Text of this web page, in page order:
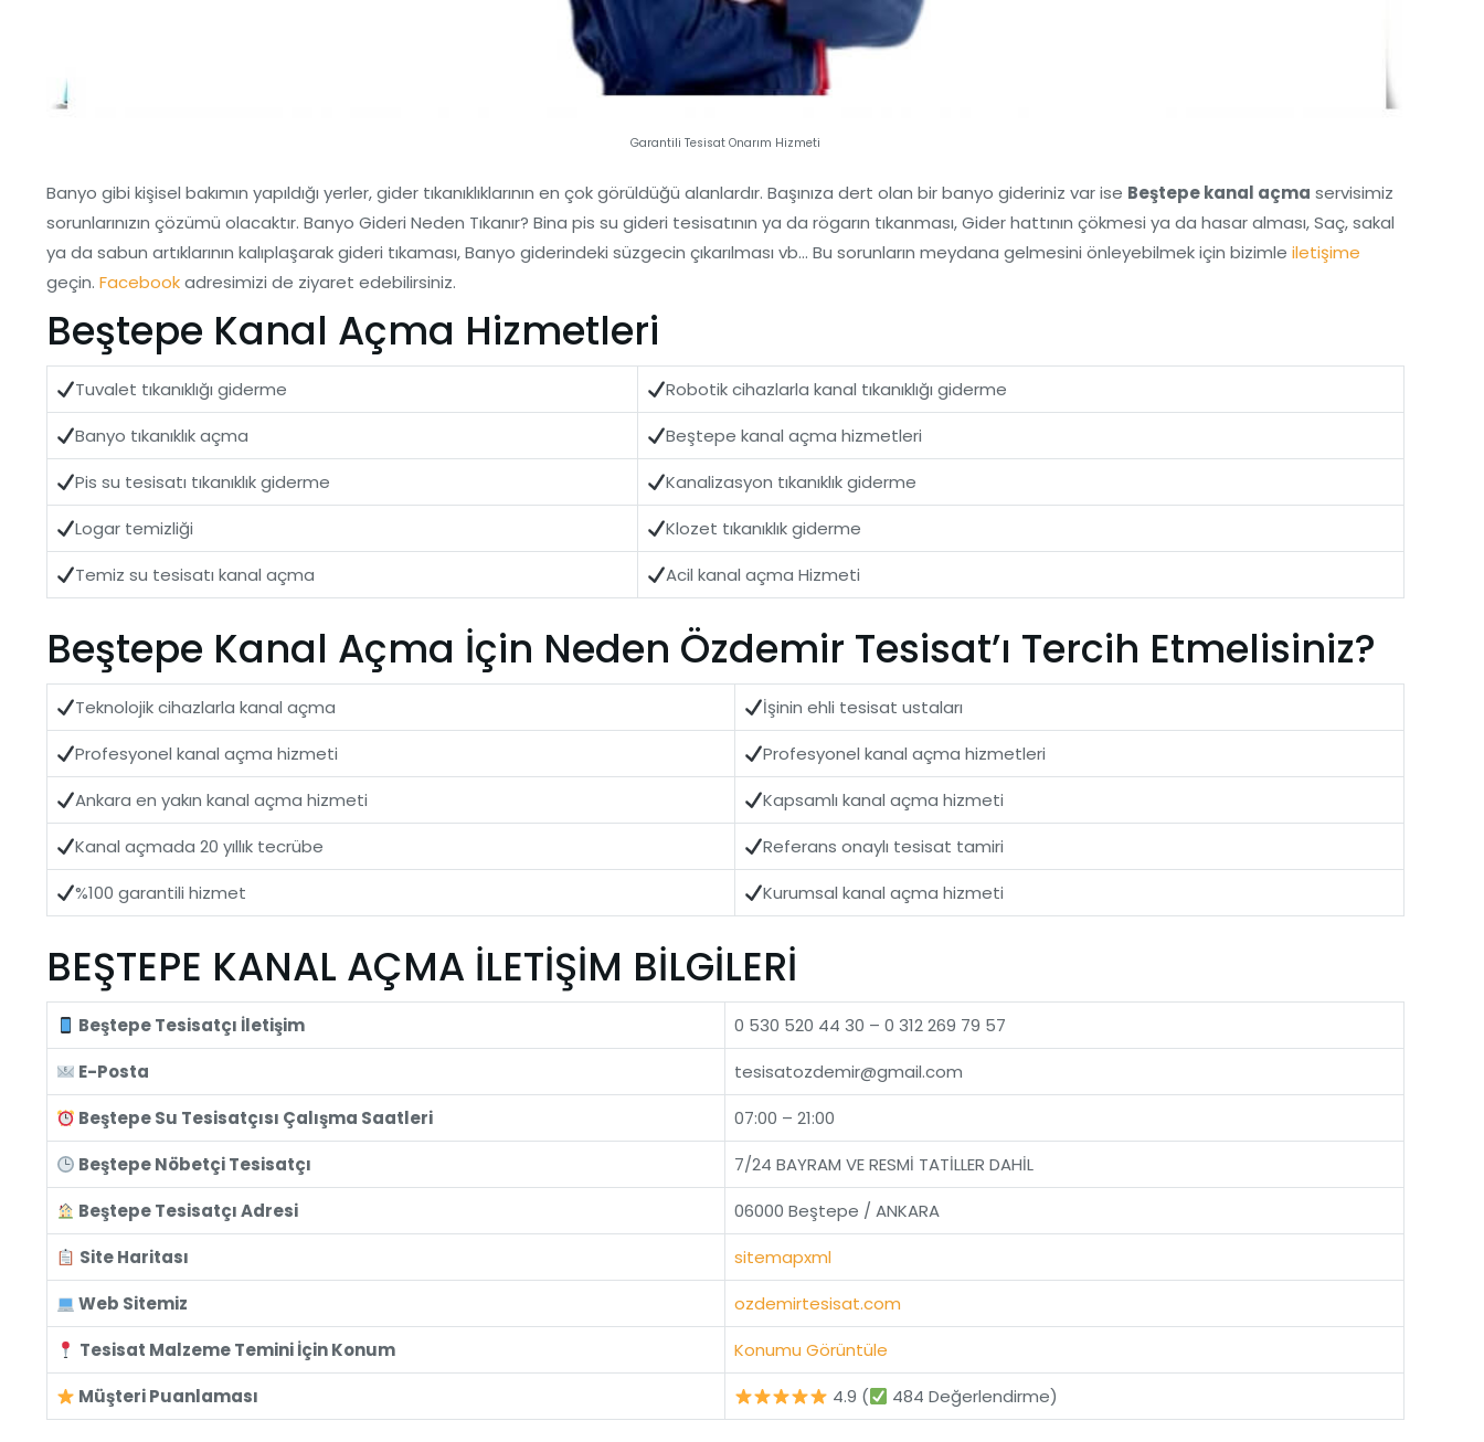
Garantili Tesisat Onarım Hizmeti
Banyo gibi kişisel bakımın yapıldığı yerler, gider tıkanıklıklarının en çok görüldüğü alanlardır. Başınıza dert olan bir banyo gideriniz var ise Beştepe kanal açma servisimiz
sorunlarınızın çözümü olacaktır. Banyo Gideri Neden Tıkanır? Bina pis su gideri tesisatının ya da rögarın tıkanması, Gider hattının çökmesi ya da hasar alması, Saç, sakal
ya da sabun artıklarının kalıplaşarak gideri tıkaması, Banyo giderindeki süzgecin çıkarılması vb… Bu sorunların meydana gelmesini önleyebilmek için bizimle iletişime
geçin. Facebookadresimizi de ziyaret edebilirsiniz.
Beştepe Kanal Açma Hizmetleri
Tuvalet tıkanıklığı giderme
Robotik cihazlarla kanal tıkanıklığı giderme
Banyo tıkanıklık açma
Beştepe kanal açma hizmetleri
Pis su tesisatı tıkanıklık giderme
Kanalizasyon tıkanıklık giderme
Logar temizliği
Klozet tıkanıklık giderme
Temiz su tesisatı kanal açma
Acil kanal açma Hizmeti
Beştepe Kanal Açma İçin Neden Özdemir Tesisat’ı Tercih Etmelisiniz?
Teknolojik cihazlarla kanal açma
İşinin ehli tesisat ustaları
Profesyonel kanal açma hizmeti
Profesyonel kanal açma hizmetleri
Ankara en yakın kanal açma hizmeti
Kapsamlı kanal açma hizmeti
Kanal açmada 20 yıllık tecrübe
Referans onaylı tesisat tamiri
%100 garantili hizmet
Kurumsal kanal açma hizmeti
BEŞTEPE KANAL AÇMA İLETİŞİM BİLGİLERİ
Beştepe Tesisatçı İletişim
0 530 520 44 30 – 0 312 269 79 57
E-Posta
tesisatozdemir@gmail.com
Beştepe Su Tesisatçısı Çalışma Saatleri
07:00 – 21:00
Beştepe Nöbetçi Tesisatçı
7/24 BAYRAM VE RESMİ TATİLLER DAHİL
Beştepe Tesisatçı Adresi
06000 Beştepe / ANKARA
Site Haritası
sitemapxml
Web Sitemiz
ozdemirtesisat.com
Tesisat Malzeme Temini İçin Konum
Konumu Görüntüle
Müşteri Puanlaması
4.9 ( 484 Değerlendirme)